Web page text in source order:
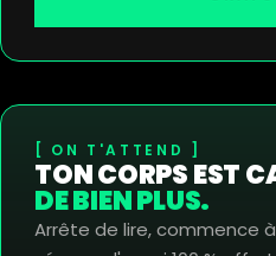
ON T'ATTEND
TON CORPS EST
DE BIEN PLUS.
Arrête de lire, commence